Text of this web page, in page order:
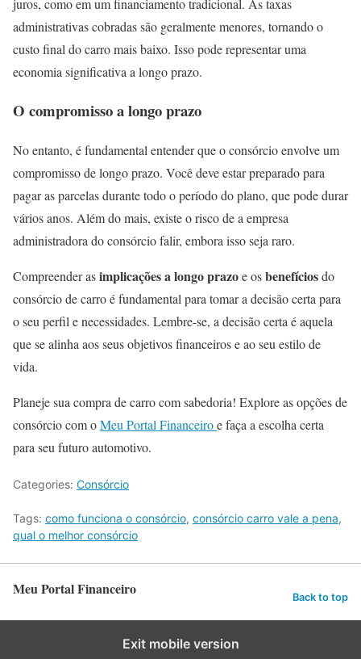
administrativas cobradas são geralmente menores, tornando o
custo final do carro mais baixo. Isso pode representar uma
economia significativa a longo prazo.
O compromisso a longo prazo
No entanto, é fundamental entender que o consórcio envolve um
compromisso de longo prazo. Você deve estar preparado para
pagar as parcelas durante todo o período do plano, que pode durar
vários anos. Além do mais, existe o risco de a empresa
administradora do consórcio falir, embora isso seja raro.
Compreender asimplicações a longo prazoe osbenefíciosdo
consórcio de carro é fundamental para tomar a decisão certa para
o seu perfil e necessidades. Lembre-se, a decisão certa é aquela
que se alinha aos seus objetivos financeiros e ao seu estilo de
vida.
Planeje sua compra de carro com sabedoria! Explore as opções de
consórcio com oMeu Portal Financeiroe faça a escolha certa
para seu futuro automotivo.
Categories: Consórcio
Tags: como funciona o consórcio, consórcio carro vale a pena,
qual o melhor consórcio
Meu Portal Financeiro Back to top
Exit mobile version